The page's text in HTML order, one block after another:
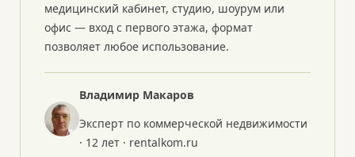
медицинский кабинет, студию, шоурум или
офис — вход с первого этажа, формат
позволяет любое использование.
Владимир Макаров
Эксперт по коммерческой недвижимости
· 12 лет · rentalkom.ru